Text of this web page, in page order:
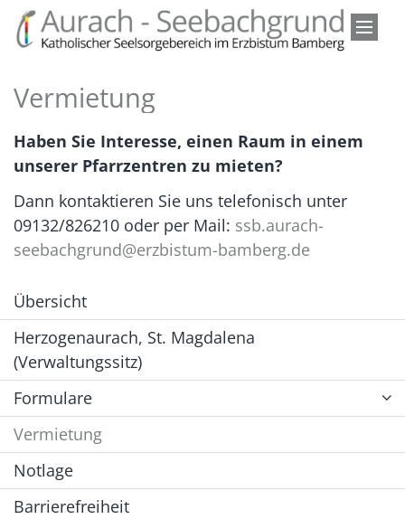
Zum Inhalt springen
Vermietung
Haben Sie Interesse, einen Raum in einem
unserer Pfarrzentren zu mieten?
Dann kontaktieren Sie uns telefonisch unter
09132/826210 oder per Mail: ssb.aurach-
seebachgrund@erzbistum-bamberg.de
Übersicht
Herzogenaurach, St. Magdalena
(Verwaltungssitz)
Formulare
Vermietung
Notlage
Barrierefreiheit